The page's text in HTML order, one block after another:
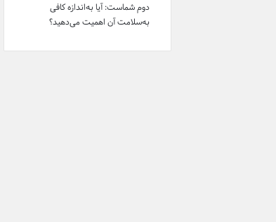
دوم شماست: آیا به‌اندازه کافی
به‌سلامت آن اهمیت می‌دهید؟